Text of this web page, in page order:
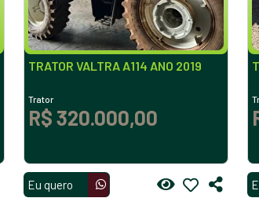
TRATOR VALTRA A114 ANO 2019
Trator
R$ 320.000,00
Eu quero